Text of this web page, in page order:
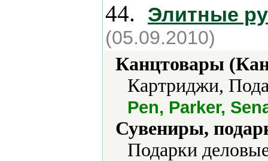
44. Элитные
(05.09.2010)
Канцтовары
Картриджи,
Pen, Parker,
Сувениры,
Подарки